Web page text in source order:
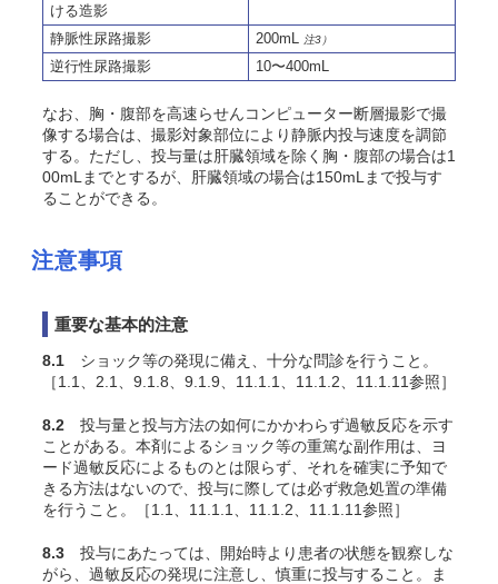
ける造影
静脈性尿路撮影 200mL 注3）
逆行性尿路撮影 10〜400mL
なお、胸・腹部を高速らせんコンピューター断層撮影で撮
像する場合は、撮影対象部位により静脈内投与速度を調節
する。ただし、投与量は肝臓領域を除く胸・腹部の場合は1
00mLまでとするが、肝臓領域の場合は150mLまで投与す
ることができる。
注意事項
重要な基本的注意
8.1 ショック等の発現に備え、十分な問診を行うこと。
［1.1、2.1、9.1.8、9.1.9、11.1.1、11.1.2、11.1.11参照］
8.2 投与量と投与方法の如何にかかわらず過敏反応を示す
ことがある。本剤によるショック等の重篤な副作用は、ヨ
ード過敏反応によるものとは限らず、それを確実に予知で
きる方法はないので、投与に際しては必ず救急処置の準備
を行うこと。［1.1、11.1.1、11.1.2、11.1.11参照］
8.3 投与にあたっては、開始時より患者の状態を観察しな
がら、過敏反応の発現に注意し、慎重に投与すること。ま